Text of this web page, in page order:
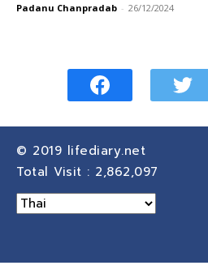
Padanu Chanpradab - 26/12/2024
© 2019 lifediary.net
Total Visit : 2,862,097